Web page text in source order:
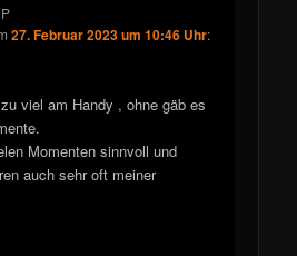
27. Februar 2023 um 10:46 Uhr:
viel am Handy , ohne gäb es
Momenten sinnvoll und
auch sehr oft meiner